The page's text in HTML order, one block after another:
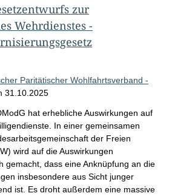
zur
Wehrdienstes -
Paritätischer Wohlfahrtsverband -
31.10.2025
hat erhebliche Auswirkungen auf
In einer gemeinsamen
der Freien
wird auf die Auswirkungen
gemacht, dass eine Anknüpfung an die
insbesondere aus Sicht junger
ist. Es droht außerdem eine massive